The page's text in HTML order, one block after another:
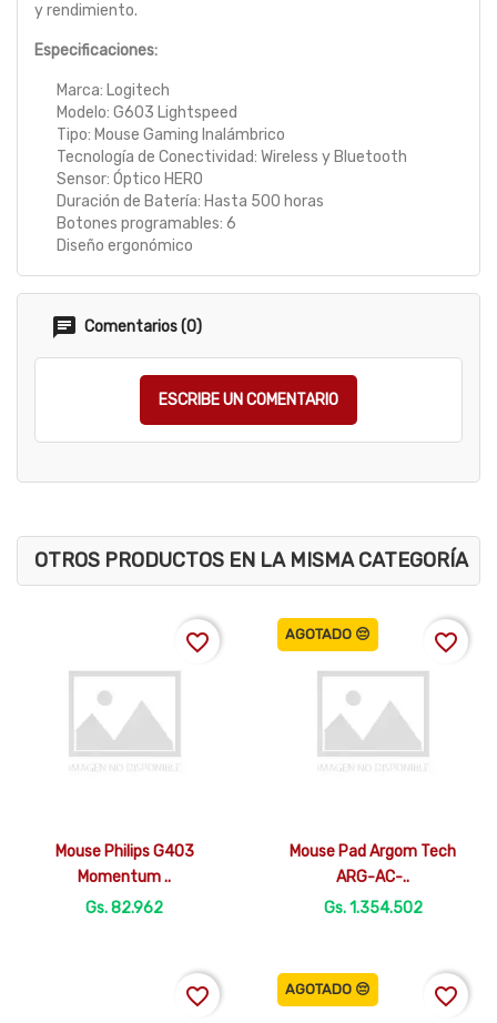
y rendimiento.
Especificaciones:
Marca: Logitech
Modelo: G603 Lightspeed
Tipo: Mouse Gaming Inalámbrico
Tecnología de Conectividad: Wireless y Bluetooth
Sensor: Óptico HERO
Duración de Batería: Hasta 500 horas
Botones programables: 6
Diseño ergonómico
Comentarios (0)
ESCRIBE UN COMENTARIO
OTROS PRODUCTOS EN LA MISMA CATEGORÍA
Vista rápida
Mouse Philips G403
Momentum ..
Gs. 82.962
favorite_border
Vista rápida
Mouse Pad Argom Tech
ARG-AC-..
Gs. 1.354.502
AGOTADO 😔 favorite_border
favorite_border AGOTADO 😔 favorite_border